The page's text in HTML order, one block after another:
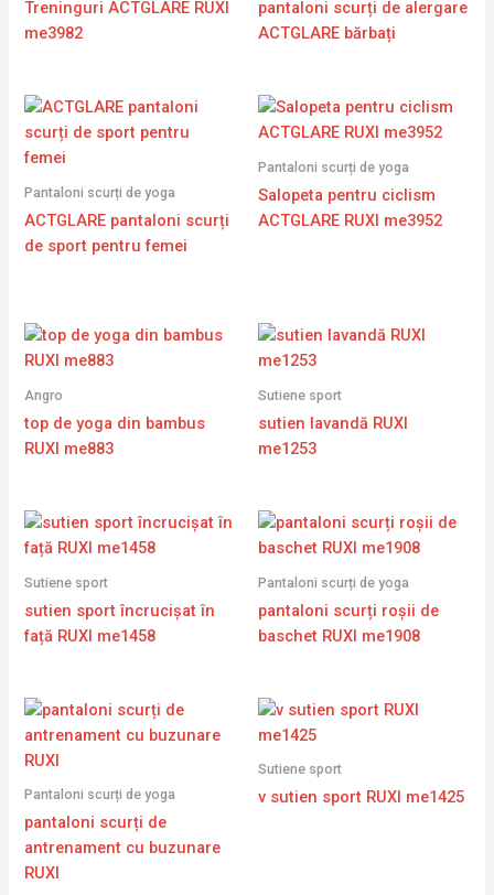
Treninguri ACTGLARE RUXI
me3982
pantaloni scurți de alergare
ACTGLARE bărbați
Pantaloni scurți de yoga
ACTGLARE pantaloni scurți
de sport pentru femei
Pantaloni scurți de yoga
Salopeta pentru ciclism
ACTGLARE RUXI me3952
Angro
top de yoga din bambus
RUXI me883
Sutiene sport
sutien lavandă RUXI
me1253
Sutiene sport
sutien sport încrucișat în
față RUXI me1458
Pantaloni scurți de yoga
pantaloni scurți roșii de
baschet RUXI me1908
Pantaloni scurți de yoga
pantaloni scurți de
antrenament cu buzunare
RUXI
Sutiene sport
v sutien sport RUXI me1425